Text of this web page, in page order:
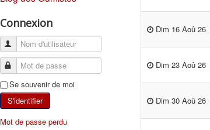
Connexion
Se souvenir de moi
S'identifier
Mot de passe perdu
Dim 16 Aoû 26
Dim 23 Aoû 26
Dim 30 Aoû 26